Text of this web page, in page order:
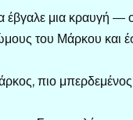
έβγαλε μια κραυγή
του Μάρκου και
πιο